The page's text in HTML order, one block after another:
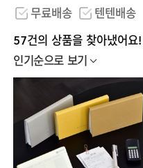
무료배송 텐텐배송
57건의 상품을 찾아냈어요!
인기순으로 보기